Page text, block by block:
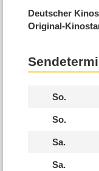
Deutscher
Original-
So.
So.
Sa.
Sa.